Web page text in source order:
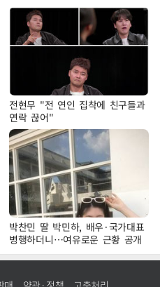
전현무 "전 연인 집착에 친구들과
연락 끊어"
박찬민 딸 박민하, 배우·국가대표
병행하더니…여유로운 근황 공개